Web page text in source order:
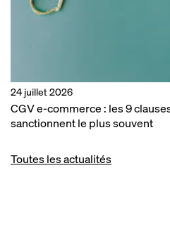
24 juillet 2026
CGV e-commerce : les 9
sanctionnent le plus souvent
Toutes les actualités